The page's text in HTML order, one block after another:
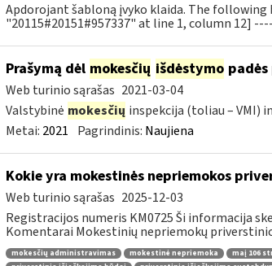
Apdorojant šabloną įvyko klaida. The
"20115#20151#957337" at line 1, column 12]
Prašymą dėl mokesčių išdėstymo
Web turinio sąrašas 2021-03-04
Valstybinė mokesčių inspekcija (toliau – VMI)
Metai: 2021 Pagrindinis: Naujiena
Kokie yra mokestinės nepriemokos
Web turinio sąrašas 2025-12-03
Registracijos numeris KM0725 Ši informacija
Komentarai Mokestinių nepriemokų
mokesčių administravimas mokestinė nepriemoka maį 106